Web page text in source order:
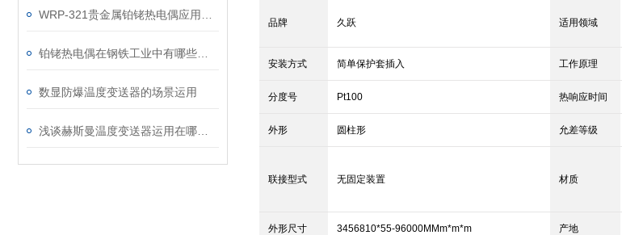
数显防爆温度变送器的场景运用
品牌 久跃 适用领域
安装方式 简单保护套插入 工作原理
分度号 Pt100 热响应时间
外形 圆柱形 允差等级
联接型式 无固定装置 材质
外形尺寸 3456810*55-96000MMm*m*m 产地